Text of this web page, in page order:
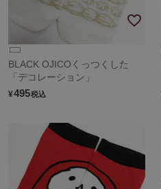
BLACK OJICOくっつくした
「デコレーション」
¥495税込